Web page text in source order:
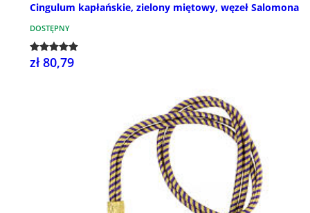
Cingulum kapłańskie, zielony miętowy, węzeł Salomona
DOSTĘPNY
zł 80,79